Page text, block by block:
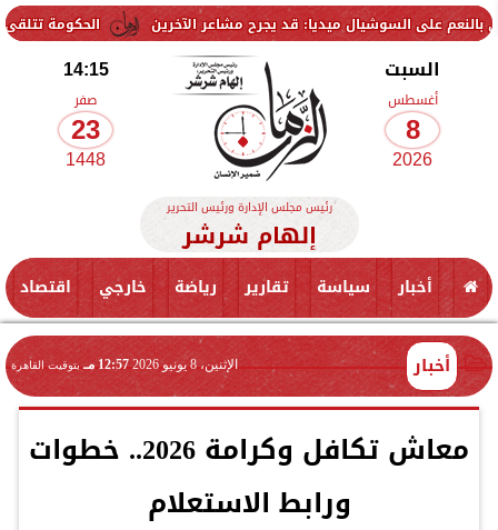
الحكومة تتلقى 229 ألف شكوى وطلب واستفسار خلال يوليو.. ومدبولي يوجه بسرعة الاستجابة للمواطنين ميديا: قد يجرح مشاعر الآخرين
السبت
أغسطس
8
2026
14:15
صفر
23
1448
رئيس مجلس الإدارة ورئيس التحرير
إلهام شرشر
أخبار سياسة تقارير رياضة خارجي اقتصاد
أخبار الإثنين، 8 يونيو 2026 12:57 مـ بتوقيت القاهرة
معاش تكافل وكرامة 2026.. خطوات
ورابط الاستعلام